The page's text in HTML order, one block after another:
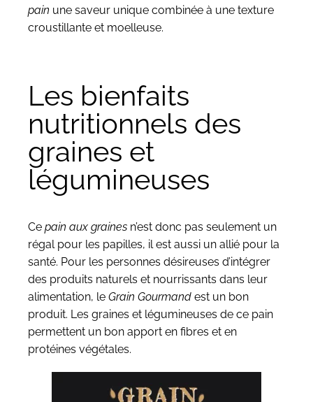
pain une saveur unique combinée à une texture
croustillante et moelleuse.
Les bienfaits
nutritionnels des
graines et
légumineuses
Ce pain aux graines n’est donc pas seulement un
régal pour les papilles, il est aussi un allié pour la
santé. Pour les personnes désireuses d’intégrer
des produits naturels et nourrissants dans leur
alimentation, le Grain Gourmand est un bon
produit. Les graines et légumineuses de ce pain
permettent un bon apport en fibres et en
protéines végétales.